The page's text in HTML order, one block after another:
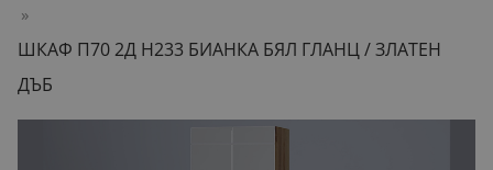
»
ШКАФ П70 2Д H233 БИАНКА БЯЛ ГЛАНЦ / ЗЛАТЕН
ДЪБ